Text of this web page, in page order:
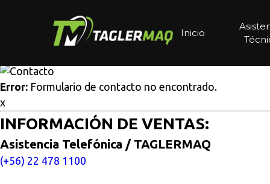
Inicio
Línea de corte en
Error: Formulario de contacto no encontrado.
x
INFORMACIÓN DE VENTAS:
Asistencia Telefónica / TAGLERMAQ
(+56) 22 478 1100